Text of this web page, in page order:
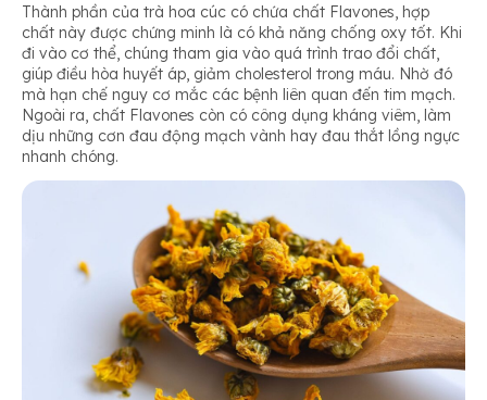
Thành phần của trà hoa cúc có chứa chất Flavones, hợp
chất này được chứng minh là có khả năng chống oxy tốt. Khi
đi vào cơ thể, chúng tham gia vào quá trình trao đổi chất,
giúp điều hòa huyết áp, giảm cholesterol trong máu. Nhờ đó
mà hạn chế nguy cơ mắc các bệnh liên quan đến tim mạch.
Ngoài ra, chất Flavones còn có công dụng kháng viêm, làm
dịu những cơn đau động mạch vành hay đau thắt lồng ngực
nhanh chóng.